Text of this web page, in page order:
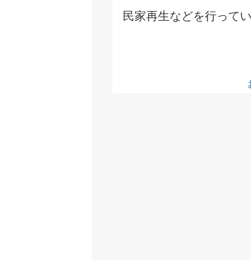
民家再生などを行ってい